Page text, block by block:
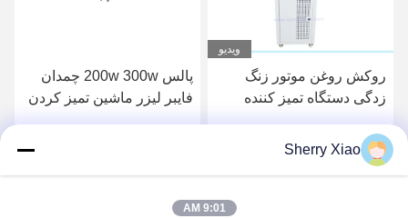
ویدیو
روکش روغن موتور زنگ
زدگی دستگاه تمیز کننده
هوا
بهترین قیمت رو بدست
پالس 200w 300w چمدان
فايبر ليزر ماشین تمیز کردن
Sherry Xiao
9:01 AM